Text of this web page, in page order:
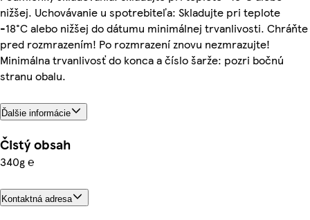
nižšej. Uchovávanie u spotrebiteľa: Skladujte pri teplote
-18°C alebo nižšej do dátumu minimálnej trvanlivosti. Chráňte
pred rozmrazením! Po rozmrazení znovu nezmrazujte!
Minimálna trvanlivosť do konca a číslo šarže: pozri bočnú
stranu obalu.
Ďalšie informácie
Čistý obsah
340g ℮
Kontaktná adresa